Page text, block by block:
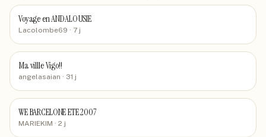
Voyage en ANDALOUSIE
Lacolombe69 · 7 j
Ma villle Vigo!!
angelasaian · 31 j
WE BARCELONE ETE 2007
MARIEKIM · 2 j